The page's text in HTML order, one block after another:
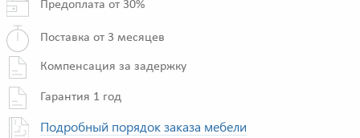
Предоплата от 30%
Поставка от 3 месяцев
Компенсация за задержку
Гарантия 1 год
Подробный порядок заказа мебели